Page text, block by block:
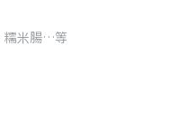
糯米腸…等